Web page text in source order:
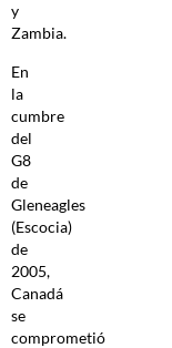
y
Zambia.
En
la
cumbre
del
G8
de
Gleneagles
(Escocia)
de
2005,
Canadá
se
comprometió